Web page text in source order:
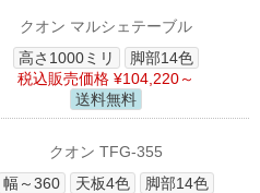
クオン マルシェテーブル
高さ1000ミリ
脚部14色
税込販売価格 ¥104,220～
送料無料
クオン TFG-355
幅～360
天板4色
脚部14色